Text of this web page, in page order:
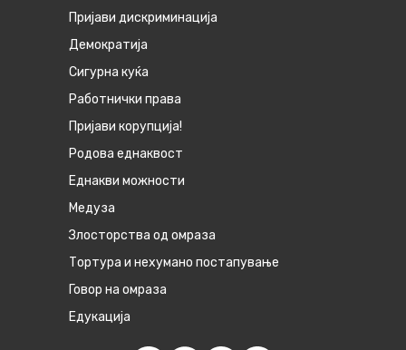
Пријави дискриминација
Демократија
Сигурна куќа
Работнички права
Пријави корупција!
Родова еднаквост
Eднакви можности
Медуза
Злосторства од омраза
Тортура и нехумано постапување
Говор на омраза
Едукација